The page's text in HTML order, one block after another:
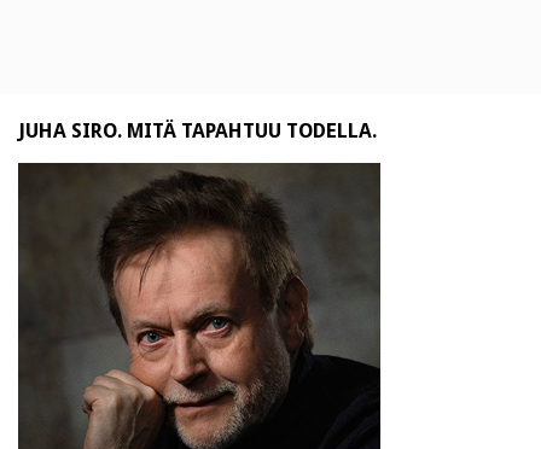
JUHA SIRO. MITÄ TAPAHTUU TODELLA.